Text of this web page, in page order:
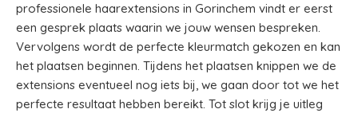
professionele haarextensions in Gorinchem vindt er eerst
een gesprek plaats waarin we jouw wensen bespreken.
Vervolgens wordt de perfecte kleurmatch gekozen en kan
het plaatsen beginnen. Tijdens het plaatsen knippen we de
extensions eventueel nog iets bij, we gaan door tot we het
perfecte resultaat hebben bereikt. Tot slot krijg je uitleg